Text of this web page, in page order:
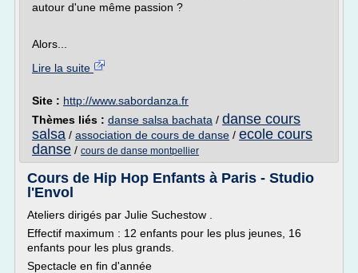
autour d'une même passion ?
Alors...
Lire la suite
Site : http://www.sabordanza.fr
Thèmes liés : danse salsa bachata / danse cours
salsa / association de cours de danse / ecole cours
danse / cours de danse montpellier
Cours de Hip Hop Enfants à Paris - Studio
l'Envol
Ateliers dirigés par Julie Suchestow .
Effectif maximum : 12 enfants pour les plus jeunes, 16
enfants pour les plus grands.
Spectacle en fin d'année